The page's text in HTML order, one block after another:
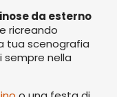
da esterno
ricreando
tua scenografia
sempre nella